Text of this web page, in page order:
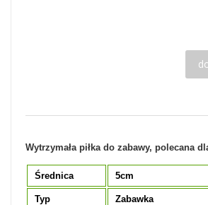
Wytrzymała piłka do zabawy, polecana
Średnica 5cm
Typ Zabawka